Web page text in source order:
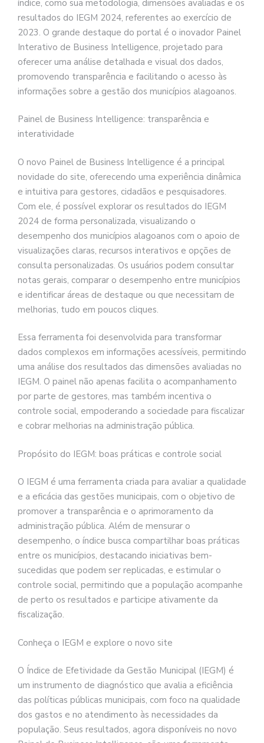
índice, como sua metodologia, dimensões avaliadas e os
resultados do IEGM 2024, referentes ao exercício de
2023. O grande destaque do portal é o inovador Painel
Interativo de Business Intelligence, projetado para
oferecer uma análise detalhada e visual dos dados,
promovendo transparência e facilitando o acesso às
informações sobre a gestão dos municípios alagoanos.
Painel de Business Intelligence: transparência e
interatividade
O novo Painel de Business Intelligence é a principal
novidade do site, oferecendo uma experiência dinâmica
e intuitiva para gestores, cidadãos e pesquisadores.
Com ele, é possível explorar os resultados do IEGM
2024 de forma personalizada, visualizando o
desempenho dos municípios alagoanos com o apoio de
visualizações claras, recursos interativos e opções de
consulta personalizadas. Os usuários podem consultar
notas gerais, comparar o desempenho entre municípios
e identificar áreas de destaque ou que necessitam de
melhorias, tudo em poucos cliques.
Essa ferramenta foi desenvolvida para transformar
dados complexos em informações acessíveis, permitindo
uma análise dos resultados das dimensões avaliadas no
IEGM. O painel não apenas facilita o acompanhamento
por parte de gestores, mas também incentiva o
controle social, empoderando a sociedade para fiscalizar
e cobrar melhorias na administração pública.
Propósito do IEGM: boas práticas e controle social
O IEGM é uma ferramenta criada para avaliar a qualidade
e a eficácia das gestões municipais, com o objetivo de
promover a transparência e o aprimoramento da
administração pública. Além de mensurar o
desempenho, o índice busca compartilhar boas práticas
entre os municípios, destacando iniciativas bem-
sucedidas que podem ser replicadas, e estimular o
controle social, permitindo que a população acompanhe
de perto os resultados e participe ativamente da
fiscalização.
Conheça o IEGM e explore o novo site
O Índice de Efetividade da Gestão Municipal (IEGM) é
um instrumento de diagnóstico que avalia a eficiência
das políticas públicas municipais, com foco na qualidade
dos gastos e no atendimento às necessidades da
população. Seus resultados, agora disponíveis no novo